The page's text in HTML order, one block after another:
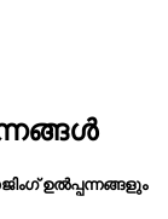
ഉൽപ്പന്നങ്ങളും